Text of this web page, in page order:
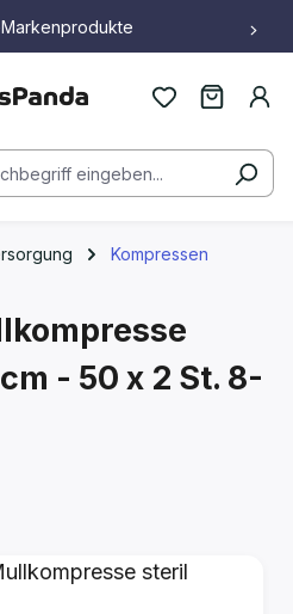
Kompressen
- 50 x 2 St. 8-